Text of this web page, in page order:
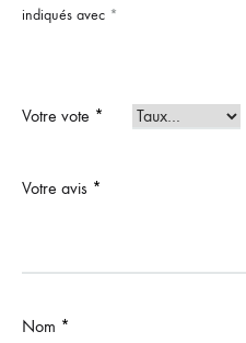
indiqués avec *
Votre vote *
Votre avis *
Nom *